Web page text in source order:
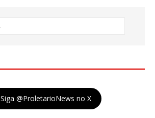
Siga @ProletarioNews no X